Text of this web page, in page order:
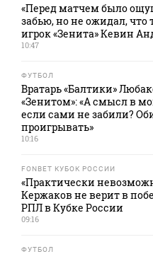
«Перед матчем было
забью, но не ожидал, что
игрок «Зенита» Кевин
10:47
ФУТБОЛ
Вратарь «Балтики»
«Зенитом»: «А смысл в
если сами не забили?
проигрывать»
10:16
FONBET КУБОК РОССИИ
«Практически
Кержаков не верит в
РПЛ в Кубке России
09:16
ФУТБОЛ